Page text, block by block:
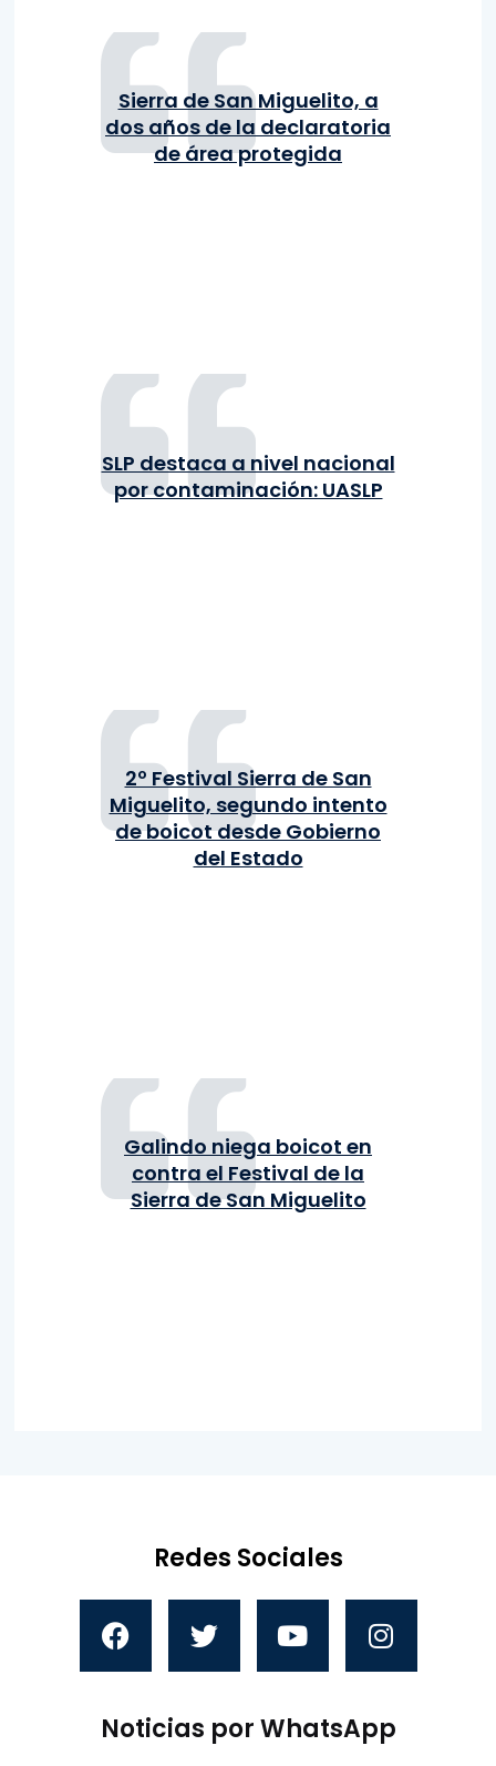
Sierra de San Miguelito, a
dos años de la declaratoria
de área protegida
SLP destaca a nivel nacional
por contaminación: UASLP
2º Festival Sierra de San
Miguelito, segundo intento
de boicot desde Gobierno
del Estado
Galindo niega boicot en
contra el Festival de la
Sierra de San Miguelito
Redes Sociales
Noticias por WhatsApp